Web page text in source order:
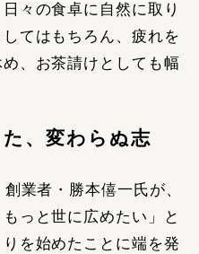
々の食卓に自然に取り
てはもちろん、疲れを
、お茶請けとしても幅
、変わらぬ志
業者・勝本僖一氏が、
っと世に広めたい」と
を始めたことに端を発